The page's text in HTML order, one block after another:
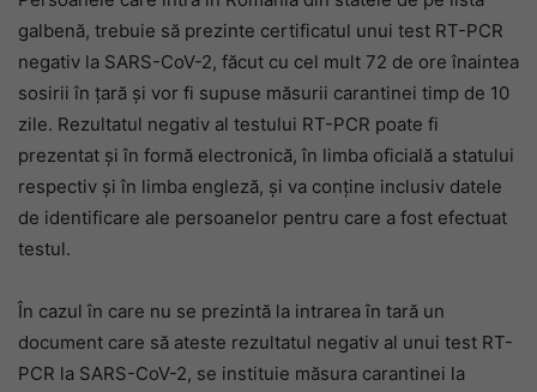
galbenă, trebuie să prezinte certificatul unui test RT-PCR
negativ la SARS-CoV-2, făcut cu cel mult 72 de ore înaintea
sosirii în țară și vor fi supuse măsurii carantinei timp de 10
zile. Rezultatul negativ al testului RT-PCR poate fi
prezentat și în formă electronică, în limba oficială a statului
respectiv și în limba engleză, și va conține inclusiv datele
de identificare ale persoanelor pentru care a fost efectuat
testul.
În cazul în care nu se prezintă la intrarea în tară un
document care să ateste rezultatul negativ al unui test RT-
PCR la SARS-CoV-2, se instituie măsura carantinei la